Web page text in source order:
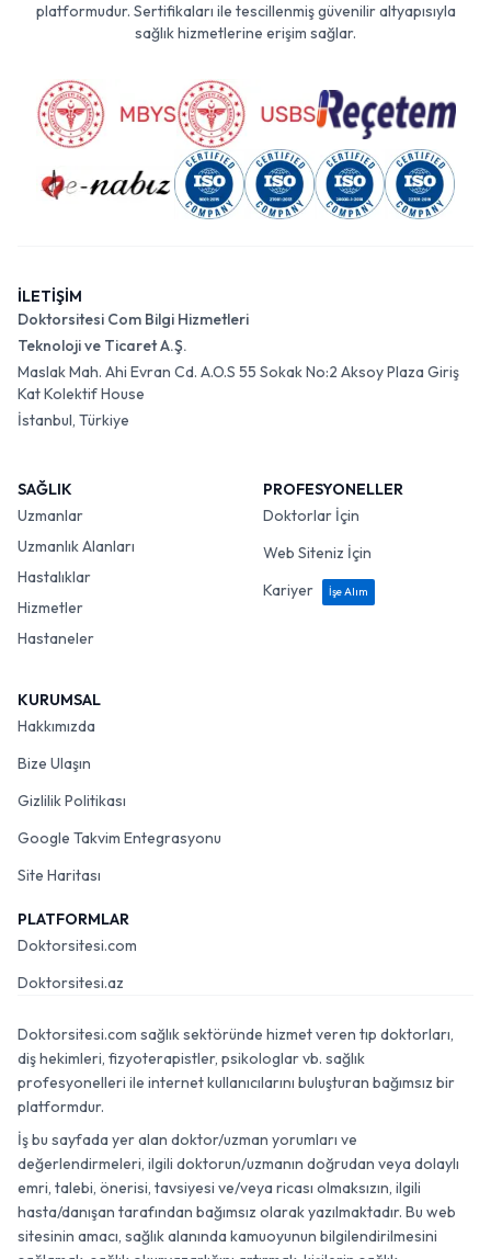
platformudur. Sertifikaları ile tescillenmiş güvenilir altyapısıyla
sağlık hizmetlerine erişim sağlar.
İLETİŞİM
Doktorsitesi Com Bilgi Hizmetleri
Teknoloji ve Ticaret A.Ş.
Maslak Mah. Ahi Evran Cd. A.O.S 55 Sokak No:2 Aksoy Plaza Giriş
Kat Kolektif House
İstanbul, Türkiye
SAĞLIK
Uzmanlar
Uzmanlık Alanları
Hastalıklar
Hizmetler
Hastaneler
PROFESYONELLER
Doktorlar İçin
Web Siteniz İçin
Kariyer
İşe Alım
KURUMSAL
Hakkımızda
Bize Ulaşın
Gizlilik Politikası
Google Takvim Entegrasyonu
Site Haritası
PLATFORMLAR
Doktorsitesi.com
Doktorsitesi.az
Doktorsitesi.com sağlık sektöründe hizmet veren tıp doktorları,
diş hekimleri, fizyoterapistler, psikologlar vb. sağlık
profesyonelleri ile internet kullanıcılarını buluşturan bağımsız bir
platformdur.
İş bu sayfada yer alan doktor/uzman yorumları ve
değerlendirmeleri, ilgili doktorun/uzmanın doğrudan veya dolaylı
emri, talebi, önerisi, tavsiyesi ve/veya ricası olmaksızın, ilgili
hasta/danışan tarafından bağımsız olarak yazılmaktadır. Bu web
sitesinin amacı, sağlık alanında kamuoyunun bilgilendirilmesini